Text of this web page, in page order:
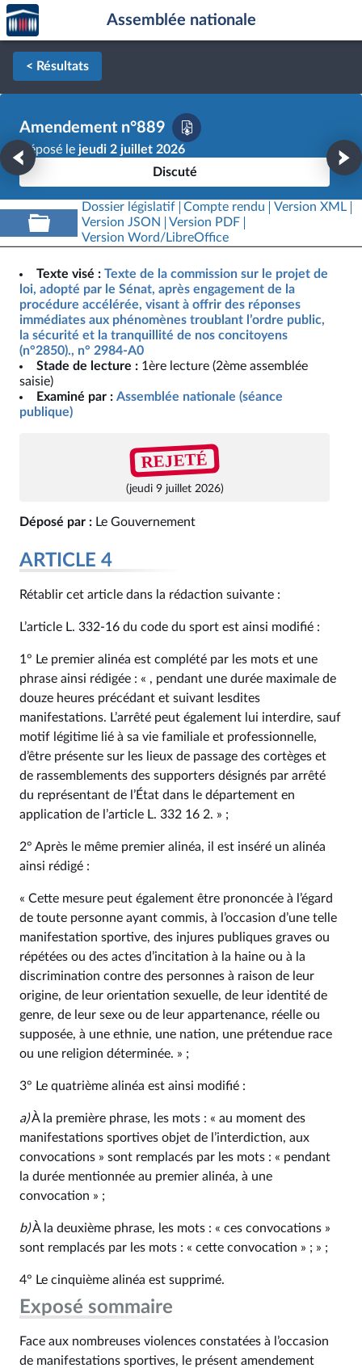
Aller au contenu
Aller en bas de la page
Accèder
à la
page
d'accueil
Assemblée nationale
< Résultats
Amendement n°889
Déposé le jeudi 2 juillet 2026
Discuté
Dossier législatif Compte rendu
Version XML
Version JSON
Version PDF
Version Word/LibreOffice
Texte visé : Texte de la commission sur le projet de
loi, adopté par le Sénat, après engagement de la
procédure accélérée, visant à offrir des réponses
immédiates aux phénomènes troublant l’ordre public,
la sécurité et la tranquillité de nos concitoyens
(n°2850)., n° 2984-A0
Stade de lecture : 1ère lecture (2ème assemblée
saisie)
Examiné par : Assemblée nationale (séance
publique)
REJETÉ
(jeudi 9 juillet 2026)
Déposé par : Le Gouvernement
ARTICLE 4
Rétablir cet article dans la rédaction suivante :
L’article L. 332-16 du code du sport est ainsi modifié :
1° Le premier alinéa est complété par les mots et une
phrase ainsi rédigée : « , pendant une durée maximale de
douze heures précédant et suivant lesdites
manifestations. L’arrêté peut également lui interdire, sauf
motif légitime lié à sa vie familiale et professionnelle,
d’être présente sur les lieux de passage des cortèges et
de rassemblements des supporters désignés par arrêté
du représentant de l’État dans le département en
application de l’article L. 332 16 2. » ;
2° Après le même premier alinéa, il est inséré un alinéa
ainsi rédigé :
« Cette mesure peut également être prononcée à l’égard
de toute personne ayant commis, à l’occasion d’une telle
manifestation sportive, des injures publiques graves ou
répétées ou des actes d’incitation à la haine ou à la
discrimination contre des personnes à raison de leur
origine, de leur orientation sexuelle, de leur identité de
genre, de leur sexe ou de leur appartenance, réelle ou
supposée, à une ethnie, une nation, une prétendue race
ou une religion déterminée. » ;
3° Le quatrième alinéa est ainsi modifié :
a)À la première phrase, les mots : « au moment des
manifestations sportives objet de l’interdiction, aux
convocations » sont remplacés par les mots : « pendant
la durée mentionnée au premier alinéa, à une
convocation » ;
b)À la deuxième phrase, les mots : « ces convocations »
sont remplacés par les mots : « cette convocation » ; » ;
4° Le cinquième alinéa est supprimé.
Exposé sommaire
Face aux nombreuses violences constatées à l’occasion
de manifestations sportives, le présent amendement